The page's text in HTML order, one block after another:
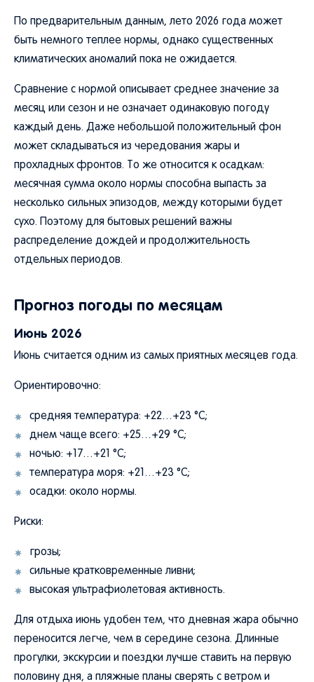
По предварительным данным, лето 2026 года может
быть немного теплее нормы, однако существенных
климатических аномалий пока не ожидается.
Сравнение с нормой описывает среднее значение за
месяц или сезон и не означает одинаковую погоду
каждый день. Даже небольшой положительный фон
может складываться из чередования жары и
прохладных фронтов. То же относится к осадкам:
месячная сумма около нормы способна выпасть за
несколько сильных эпизодов, между которыми будет
сухо. Поэтому для бытовых решений важны
распределение дождей и продолжительность
отдельных периодов.
Прогноз погоды по месяцам
Июнь 2026
Июнь считается одним из самых приятных месяцев года.
Ориентировочно:
средняя температура: +22…+23 °C;
днем чаще всего: +25…+29 °C;
ночью: +17…+21 °C;
температура моря: +21…+23 °C;
осадки: около нормы.
Риски:
грозы;
сильные кратковременные ливни;
высокая ультрафиолетовая активность.
Для отдыха июнь удобен тем, что дневная жара обычно
переносится легче, чем в середине сезона. Длинные
прогулки, экскурсии и поездки лучше ставить на первую
половину дня, а пляжные планы сверять с ветром и